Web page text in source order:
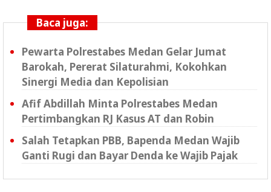
Baca juga:
Pewarta Polrestabes Medan Gelar Jumat
Barokah, Pererat Silaturahmi, Kokohkan
Sinergi Media dan Kepolisian
Afif Abdillah Minta Polrestabes Medan
Pertimbangkan RJ Kasus AT dan Robin
Salah Tetapkan PBB, Bapenda Medan Wajib
Ganti Rugi dan Bayar Denda ke Wajib Pajak